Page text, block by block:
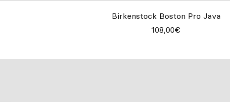
Birkenstock Boston Pro Java
108,00€